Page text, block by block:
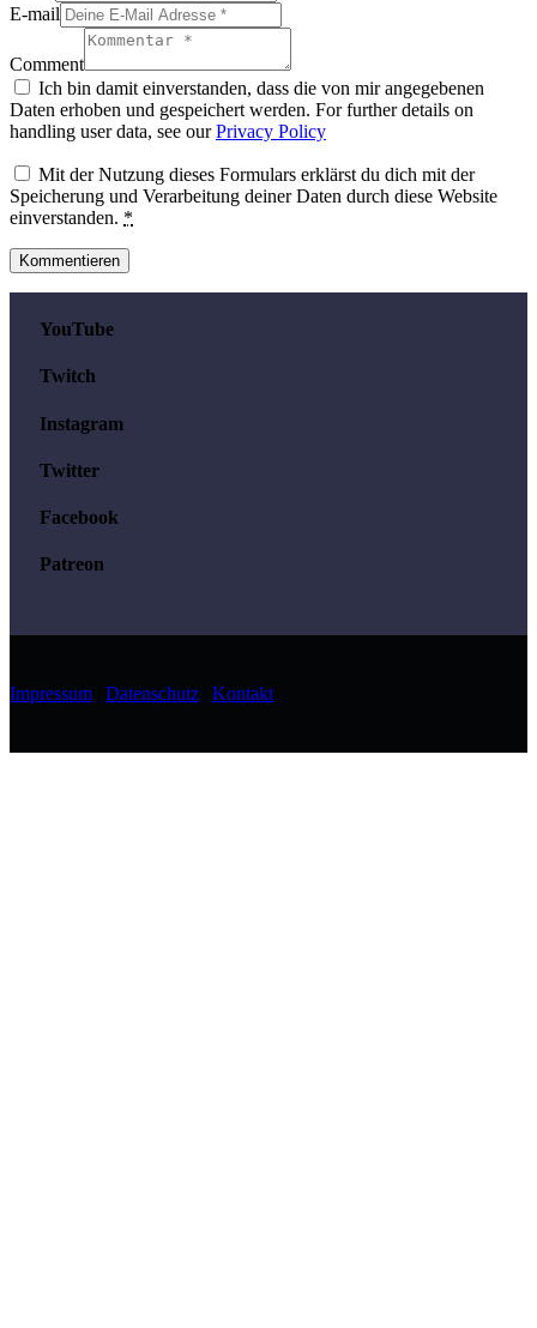
E-mail
Comment
Ich bin damit einverstanden, dass die von mir angegebenen
Daten erhoben und gespeichert werden. For further details on
handling user data, see ourPrivacy Policy
Mit der Nutzung dieses Formulars erklärst du dich mit der
Speicherung und Verarbeitung deiner Daten durch diese Website
einverstanden. *
YouTube
Twitch
Instagram
Twitter
Facebook
Patreon
Impressum Datenschutz Kontakt